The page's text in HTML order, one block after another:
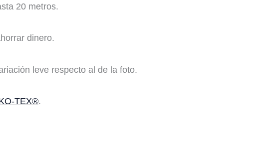
20 metros.
dinero.
leve respecto al de la foto.
TEX®.